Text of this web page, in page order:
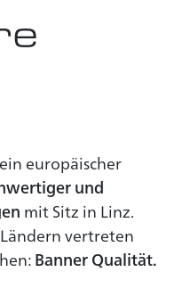
europäischer
und
mit Sitz in Linz.
vertreten
Banner Qualität.